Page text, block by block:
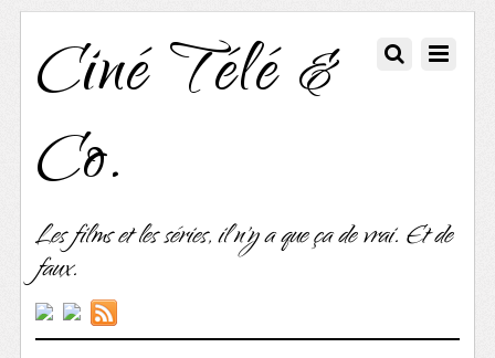
Ciné Télé &
Co.
Les films et les séries, il n'y a que ça de vrai. Et de
faux.